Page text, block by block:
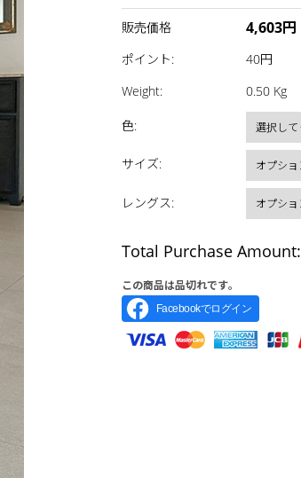
販売価格 4,603円
ポイント:
40円
Weight: 0.50 Kg
色:
サイズ:
レングス:
Total Purchase Amount:
この商品は品切れです。
Facebookでログイン